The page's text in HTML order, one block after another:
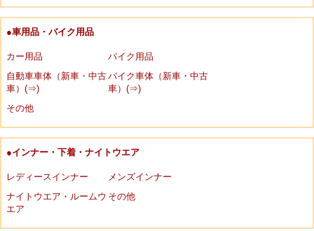
●車用品・バイク用品
カー用品
バイク用品
自動車車体（新車・中古
車）(⇒)
バイク車体（新車・中古
車）(⇒)
その他
●インナー・下着・ナイトウエア
レディースインナー
メンズインナー
ナイトウエア・ルームウ
エア
その他